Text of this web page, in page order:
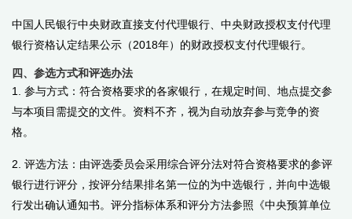
中国人民银行中央财政直接支付代理银行、中央财政授权支付代理
银行资格认定结果公示（2018年）的财政授权支付代理银行。
四、参选方式和评选办法
1. 参与方式：符合资格要求的各家银行，在规定时间、地点提交参
与本项目需提交的文件。资料不齐，视为自动放弃参与竞争的资
格。
2. 评选方法：由评选委员会采用综合评分法对符合资格要求的参评
银行进行评分，按评分结果排名第一位的为中选银行，并向中选银
行发出确认通知书。评分指标体系和评分方法参照《中央预算单位